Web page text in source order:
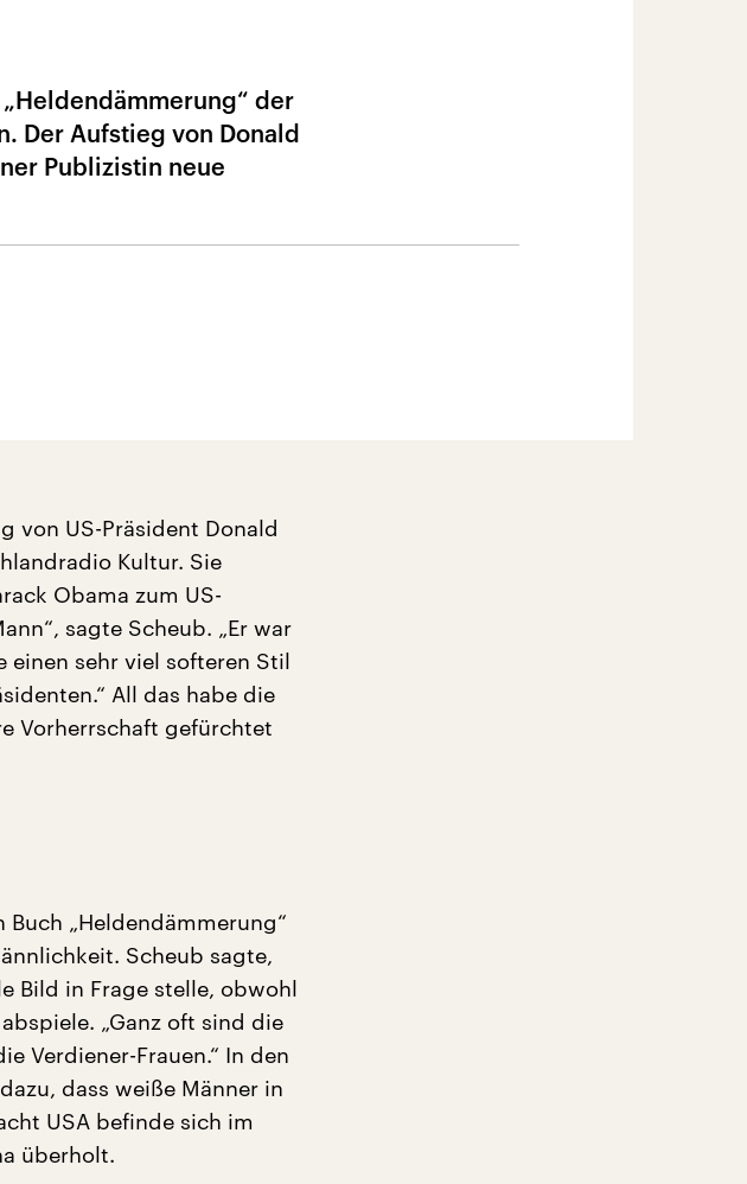
der
Der Aufstieg von Donald
Publizistin neue
von US-Präsident Donald
Kultur. Sie
Obama zum US-
sagte Scheub. „Er war
einen sehr viel softeren Stil
All das habe die
Vorherrschaft gefürchtet
„Heldendämmerung“
Scheub sagte,
Bild in Frage stelle, obwohl
„Ganz oft sind die
Verdiener-Frauen.“ In den
dass weiße Männer in
USA befinde sich im
überholt.